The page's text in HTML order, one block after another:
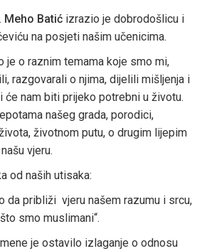
Meho Batić izrazio je dobrodošlicu i
na posjeti našim učenicima.
je o raznim temama koje smo mi,
razgovarali o njima, dijelili mišljenja i
će nam biti prijeko potrebni u životu.
našeg grada, porodici,
životnom putu, o drugim lijepim
vjeru.
od naših utisaka:
da približi vjeru našem razumu i srcu,
smo muslimani“.
je ostavilo izlaganje o odnosu